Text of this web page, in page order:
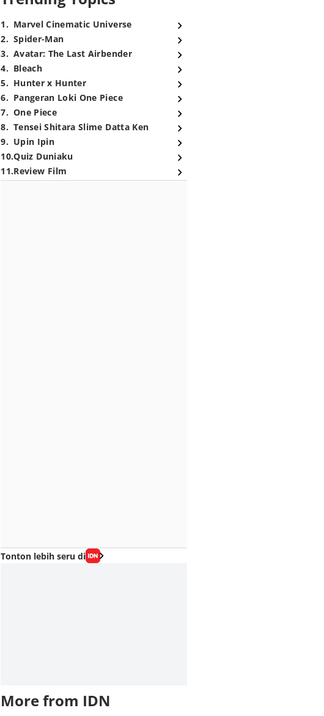
1. Marvel Cinematic Universe
2. Spider-Man
3. Avatar: The Last Airbender
4. Bleach
5. Hunter x Hunter
6. Pangeran Loki One Piece
7. One Piece
8. Tensei Shitara Slime Datta Ken
9. Upin Ipin
10.Quiz Duniaku
11.Review Film
Tonton lebih seru di
More from IDN